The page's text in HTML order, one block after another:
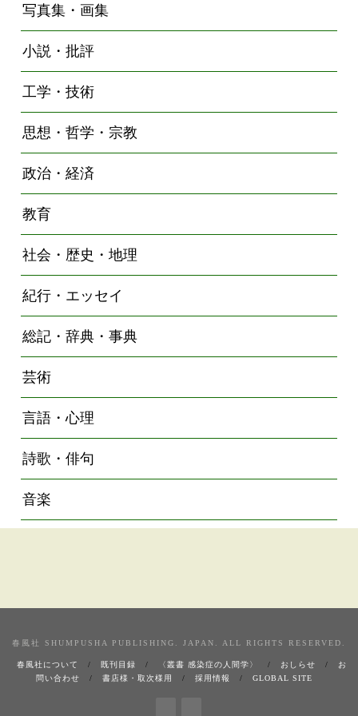
写真集・画集
小説・批評
工学・技術
思想・哲学・宗教
政治・経済
教育
社会・歴史・地理
紀行・エッセイ
総記・辞典・事典
芸術
言語・心理
詩歌・俳句
音楽
春風社 SHUMPUSHA PUBLISHING. JAPAN. ALL RIGHTS RESERVED.
春風社について 既刊目録 〈叢書 感染症の人間学〉 おしらせ
お
問い合わせ
書店様・取次様用 採用情報 GLOBAL SITE